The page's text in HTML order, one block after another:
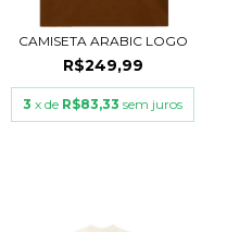
CAMISETA ARABIC LOGO
R$249,99
3 x de R$83,33 sem juros